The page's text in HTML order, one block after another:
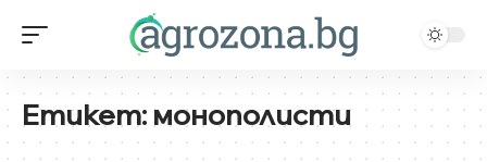
Етикет:монополисти